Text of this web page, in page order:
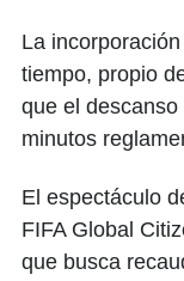
La
tiempo, propio
que el
minutos
El espectáculo
FIFA Global
que busca